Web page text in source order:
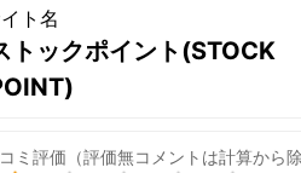
ト名
トックポイント(STOCK
ミ評価（評価無コメントは計算から除